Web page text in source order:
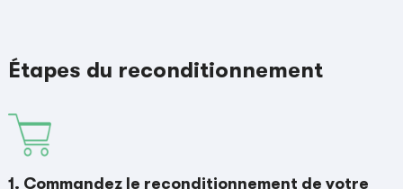
Étapes du reconditionnement
1. Commandez le reconditionnement de votre